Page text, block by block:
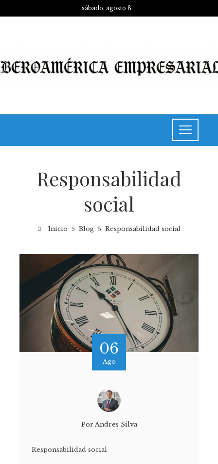
sábado, agosto 8
Responsabilidad
social
Inicio Blog Responsabilidad social
06
Ago
Por Andres Silva
Responsabilidad social